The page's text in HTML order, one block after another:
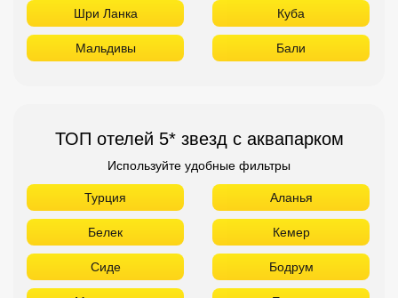
Шри Ланка Куба
Мальдивы Бали
ТОП отелей 5* звезд с аквапарком
Используйте удобные фильтры
Турция Аланья
Белек Кемер
Сиде Бодрум